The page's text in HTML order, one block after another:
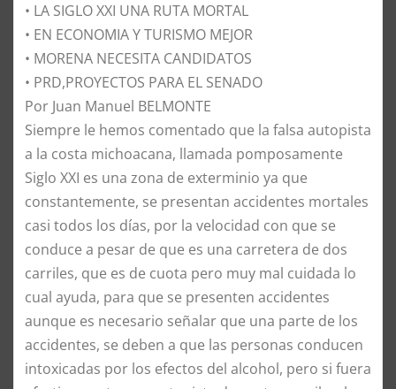
• LA SIGLO XXI UNA RUTA MORTAL
• EN ECONOMIA Y TURISMO MEJOR
• MORENA NECESITA CANDIDATOS
• PRD,PROYECTOS PARA EL SENADO
Por Juan Manuel BELMONTE
Siempre le hemos comentado que la falsa autopista
a la costa michoacana, llamada pomposamente
Siglo XXI es una zona de exterminio ya que
constantemente, se presentan accidentes mortales
casi todos los días, por la velocidad con que se
conduce a pesar de que es una carretera de dos
carriles, que es de cuota pero muy mal cuidada lo
cual ayuda, para que se presenten accidentes
aunque es necesario señalar que una parte de los
accidentes, se deben a que las personas conducen
intoxicadas por los efectos del alcohol, pero si fuera